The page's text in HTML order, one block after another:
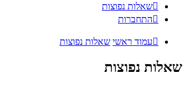
שאלות נפוצות
התחברות
עמוד ראשי שאלות נפוצות
שאלות נפוצות